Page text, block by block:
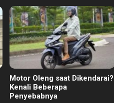
Motor Oleng saat Dikendarai?
Kenali Beberapa
Penyebabnya